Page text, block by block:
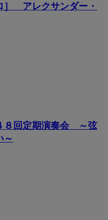
アレクサンダー・
８回定期演奏会 ～弦
～